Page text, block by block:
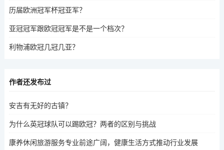
历届欧洲冠军杯冠亚军？
亚冠冠军跟欧冠冠军是不是一个档次？
利物浦欧冠几冠几亚？
作者还发布过
安吉有无好的古镇？
为什么英冠球队可以踢欧冠？两者的区别与挑战
康养休闲旅游服务专业前途广阔，健康生活方式推动行业发展